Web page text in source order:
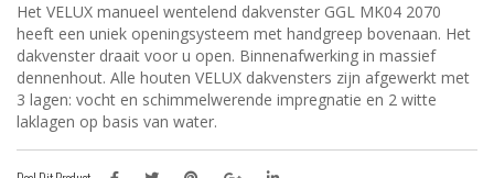
Het VELUX manueel wentelend dakvenster GGL MK04 2070
heeft een uniek openingsysteem met handgreep bovenaan. Het
dakvenster draait voor u open. Binnenafwerking in massief
dennenhout. Alle houten VELUX dakvensters zijn afgewerkt met
3 lagen: vocht en schimmelwerende impregnatie en 2 witte
laklagen op basis van water.